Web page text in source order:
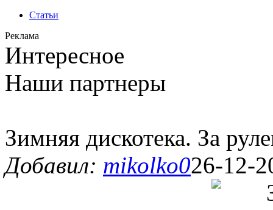
Статьи
Реклама
Интересное
Наши партнеры
Зимняя дискотека. За
Добавил: mikolko026-12-